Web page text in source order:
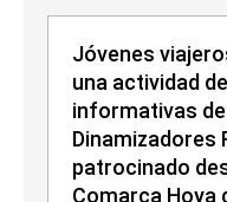
Jóvenes
una actividad
informativas
Dinamizadores
patrocinado
Comarca Hoya